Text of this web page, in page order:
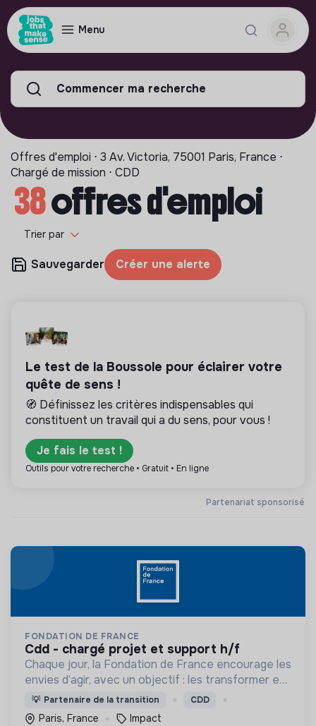
Menu
Commencer ma recherche
Offres d'emploi ⋅ 3 Av. Victoria, 75001 Paris, France ⋅
Chargé de mission ⋅ CDD
38offres d'emploi
Trier par
Sauvegarder Créer une alerte
Partenariat sponsorisé
Le test de la Boussole pour éclairer votre
quête de sens !
🧭 Définissez les critères indispensables qui
constituent un travail qui a du sens, pour vous !
Je fais le test !
Outils pour votre recherche • Gratuit • En ligne
FONDATION DE FRANCE
cdd - chargé projet et support h/f
Chaque jour, la Fondation de France encourage les
envies d’agir, avec un objectif : les transformer en
actions utiles et efficaces pour construire une
société plus digne et plus juste.
💡 Partenaire de la transition CDD
Paris, France Impact